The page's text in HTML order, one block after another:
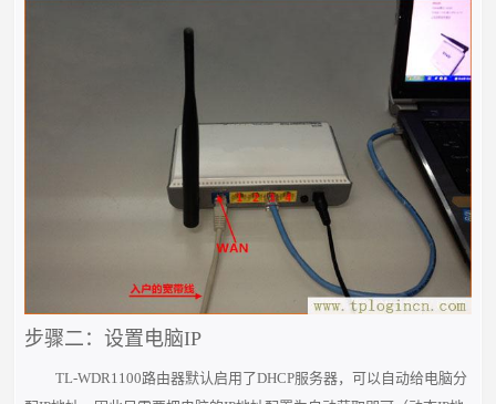
步骤二：设置电脑IP
TL-WDR1100路由器默认启用了DHCP服务器，可以自动给电脑分